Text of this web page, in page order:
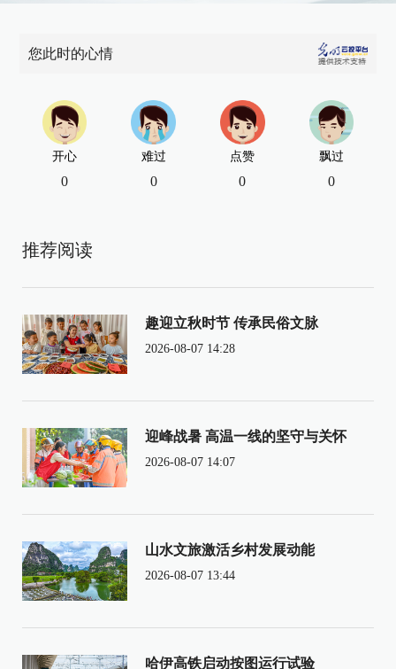
您此时的心情
开心
0
难过
0
点赞
0
飘过
0
推荐阅读
趣迎立秋时节 传承民俗文脉
2026-08-07 14:28
迎峰战暑 高温一线的坚守与关怀
2026-08-07 14:07
山水文旅激活乡村发展动能
2026-08-07 13:44
哈伊高铁启动按图运行试验